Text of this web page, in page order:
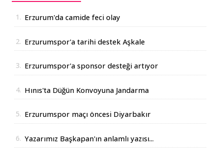
1. Erzurum'da camide feci olay
2. Erzurumspor'a tarihi destek Aşkale
3. Erzurumspor'a sponsor desteği artıyor
4. Hınıs'ta Düğün Konvoyuna Jandarma
5. Erzurumspor maçı öncesi Diyarbakır
6. Yazarımız Başkapan'ın anlamlı yazısı...